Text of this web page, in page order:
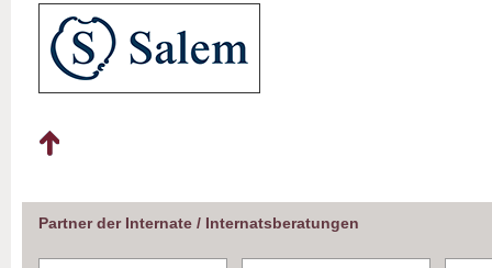
Partner der Internate / Internatsberatungen